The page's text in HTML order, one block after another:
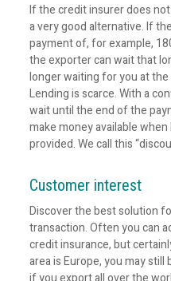
If the credit insurer does
a very good alternative. If
payment of, for example,
the exporter can wait that
longer waiting for you at
Lending is scarce. With a
wait until the end of the
make money available
provided. We call this
Customer interest
Discover the best solution
transaction. Often you can
credit insurance, but
area is Europe, you may still